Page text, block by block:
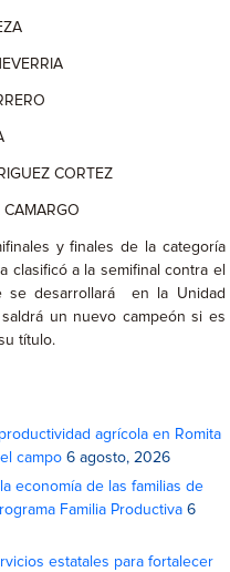
CORTEZ
CAMARGO
y finales de la categoría
clasificó a la semifinal contra el
se desarrollará en la Unidad
un nuevo campeón si es
título.
agrícola en Romita
campo 6 agosto, 2026
economía de las familias de
Familia Productiva 6
estatales para fortalecer